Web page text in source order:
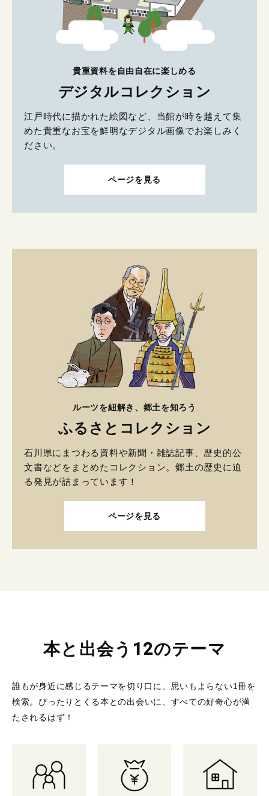
貴重資料を自由自在に楽しめる
デジタルコレクション
江戸時代に描かれた絵図など、当館が時を越えて集
めた貴重なお宝を鮮明なデジタル画像でお楽しみく
ださい。
ページを見る
ルーツを紐解き、郷土を知ろう
ふるさとコレクション
石川県にまつわる資料や新聞・雑誌記事、歴史的公
文書などをまとめたコレクション。郷土の歴史に迫
る発見が詰まっています！
ページを見る
本と出会う12のテーマ
誰もが身近に感じるテーマを切り口に、思いもよらない1冊を
検索。 ぴったりとくる本との出会いに、すべての好奇心が満
たされるはず！